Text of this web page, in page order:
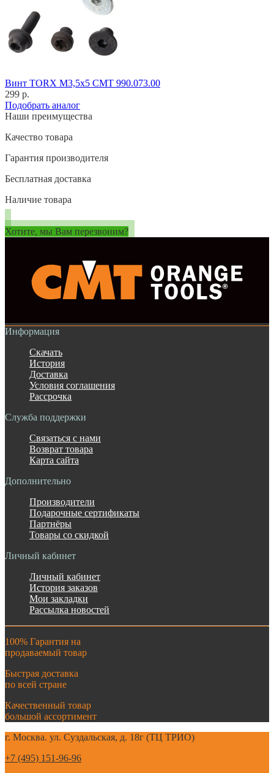
Винт TORX M3,5x5 CMT 990.073.00
299 р.
Подобрать аналог
Наши преимущества
Качество товара
Гарантия производителя
Бесплатная доставка
Наличие товара
Хотите, мы Вам перезвоним?
Информация
Скачать
История
Доставка
Условия соглашения
Рассрочка
Служба поддержки
Связаться с нами
Возврат товара
Карта сайта
Дополнительно
Производители
Подарочные сертификаты
Партнёры
Товары со скидкой
Личный кабинет
Личный кабинет
История заказов
Мои закладки
Рассылка новостей
100% Гарантия на
продаваемый товар
Быстрая доставка
по всей стране
Качественный товар
большой ассортимент
г. Москва. ул. Суздальская, д. 18г (ТЦ ТРИО)
+7 (495) 151-96-96